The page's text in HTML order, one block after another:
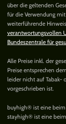
über die geltenden
für die Verwendung
weiterführende
verantwortungsvollen
Bundeszentrale für
Alle Preise inkl. der
Preise entsprechen
leider nicht auf Tabak-
vorgeschrieben ist.
buyhigh® ist eine beim
stayhigh® ist eine